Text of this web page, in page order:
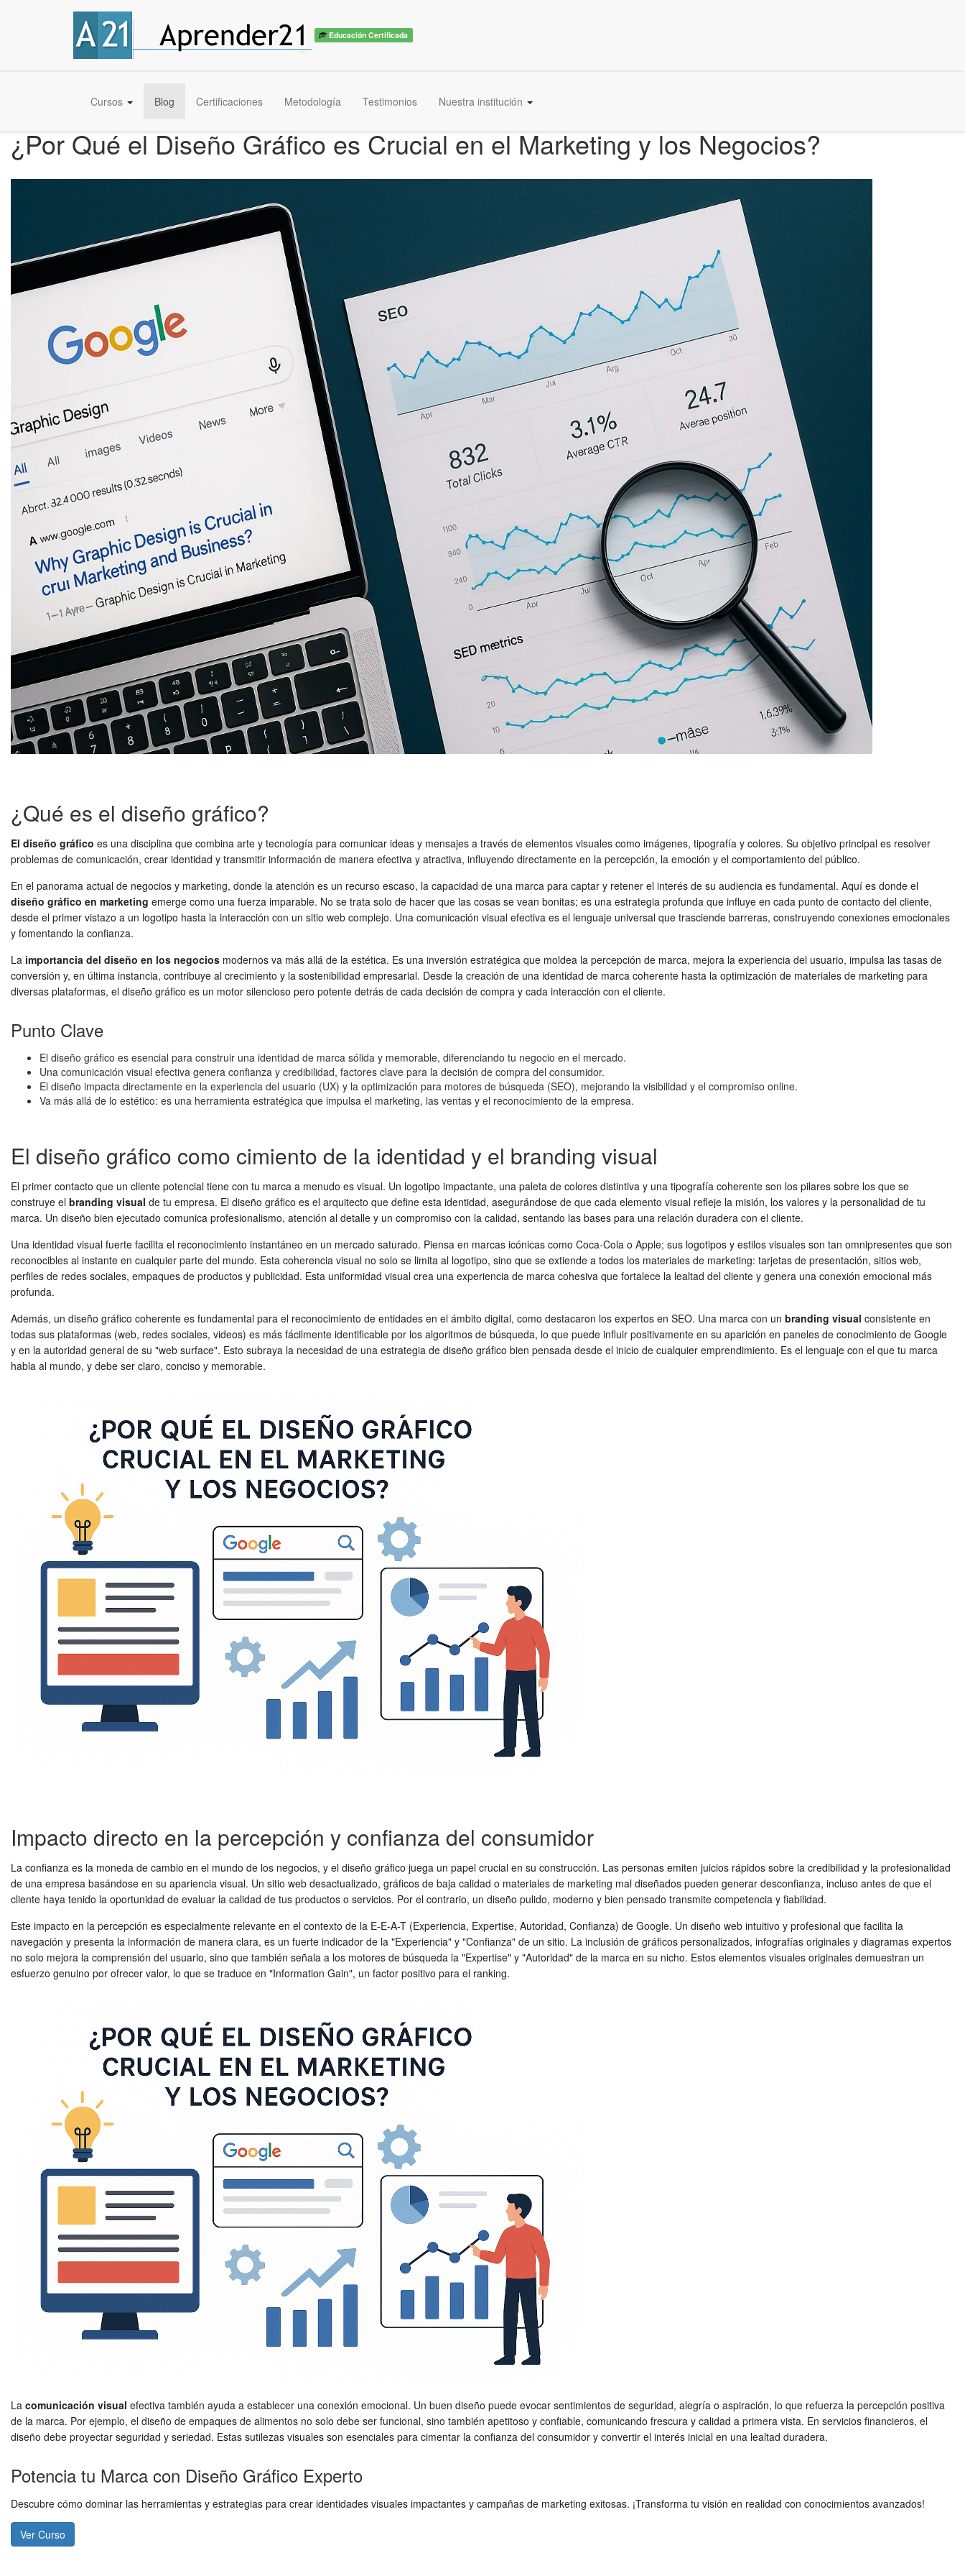
Educación Certificada
Cursos Blog Certificaciones Metodología Testimonios Nuestra institución
¿Por Qué el Diseño Gráfico es Crucial en el Marketing y los Negocios?
¿Qué es el diseño gráfico?
El diseño gráfico es una disciplina que combina arte y tecnología para comunicar ideas y mensajes a través de elementos visuales como imágenes, tipografía y colores. Su objetivo principal es resolver
problemas de comunicación, crear identidad y transmitir información de manera efectiva y atractiva, influyendo directamente en la percepción, la emoción y el comportamiento del público.
En el panorama actual de negocios y marketing, donde la atención es un recurso escaso, la capacidad de una marca para captar y retener el interés de su audiencia es fundamental. Aquí es donde el
diseño gráfico en marketing emerge como una fuerza imparable. No se trata solo de hacer que las cosas se vean bonitas; es una estrategia profunda que influye en cada punto de contacto del cliente,
desde el primer vistazo a un logotipo hasta la interacción con un sitio web complejo. Una comunicación visual efectiva es el lenguaje universal que trasciende barreras, construyendo conexiones emocionales
y fomentando la confianza.
La importancia del diseño en los negocios modernos va más allá de la estética. Es una inversión estratégica que moldea la percepción de marca, mejora la experiencia del usuario, impulsa las tasas de
conversión y, en última instancia, contribuye al crecimiento y la sostenibilidad empresarial. Desde la creación de una identidad de marca coherente hasta la optimización de materiales de marketing para
diversas plataformas, el diseño gráfico es un motor silencioso pero potente detrás de cada decisión de compra y cada interacción con el cliente.
Punto Clave
El diseño gráfico es esencial para construir una identidad de marca sólida y memorable, diferenciando tu negocio en el mercado.
Una comunicación visual efectiva genera confianza y credibilidad, factores clave para la decisión de compra del consumidor.
El diseño impacta directamente en la experiencia del usuario (UX) y la optimización para motores de búsqueda (SEO), mejorando la visibilidad y el compromiso online.
Va más allá de lo estético: es una herramienta estratégica que impulsa el marketing, las ventas y el reconocimiento de la empresa.
El diseño gráfico como cimiento de la identidad y el branding visual
El primer contacto que un cliente potencial tiene con tu marca a menudo es visual. Un logotipo impactante, una paleta de colores distintiva y una tipografía coherente son los pilares sobre los que se
construye el branding visual de tu empresa. El diseño gráfico es el arquitecto que define esta identidad, asegurándose de que cada elemento visual refleje la misión, los valores y la personalidad de tu
marca. Un diseño bien ejecutado comunica profesionalismo, atención al detalle y un compromiso con la calidad, sentando las bases para una relación duradera con el cliente.
Una identidad visual fuerte facilita el reconocimiento instantáneo en un mercado saturado. Piensa en marcas icónicas como Coca-Cola o Apple; sus logotipos y estilos visuales son tan omnipresentes que son
reconocibles al instante en cualquier parte del mundo. Esta coherencia visual no solo se limita al logotipo, sino que se extiende a todos los materiales de marketing: tarjetas de presentación, sitios web,
perfiles de redes sociales, empaques de productos y publicidad. Esta uniformidad visual crea una experiencia de marca cohesiva que fortalece la lealtad del cliente y genera una conexión emocional más
profunda.
Además, un diseño gráfico coherente es fundamental para el reconocimiento de entidades en el ámbito digital, como destacaron los expertos en SEO. Una marca con un branding visual consistente en
todas sus plataformas (web, redes sociales, videos) es más fácilmente identificable por los algoritmos de búsqueda, lo que puede influir positivamente en su aparición en paneles de conocimiento de Google
y en la autoridad general de su "web surface". Esto subraya la necesidad de una estrategia de diseño gráfico bien pensada desde el inicio de cualquier emprendimiento. Es el lenguaje con el que tu marca
habla al mundo, y debe ser claro, conciso y memorable.
Impacto directo en la percepción y confianza del consumidor
La confianza es la moneda de cambio en el mundo de los negocios, y el diseño gráfico juega un papel crucial en su construcción. Las personas emiten juicios rápidos sobre la credibilidad y la profesionalidad
de una empresa basándose en su apariencia visual. Un sitio web desactualizado, gráficos de baja calidad o materiales de marketing mal diseñados pueden generar desconfianza, incluso antes de que el
cliente haya tenido la oportunidad de evaluar la calidad de tus productos o servicios. Por el contrario, un diseño pulido, moderno y bien pensado transmite competencia y fiabilidad.
Este impacto en la percepción es especialmente relevante en el contexto de la E-E-A-T (Experiencia, Expertise, Autoridad, Confianza) de Google. Un diseño web intuitivo y profesional que facilita la
navegación y presenta la información de manera clara, es un fuerte indicador de la "Experiencia" y "Confianza" de un sitio. La inclusión de gráficos personalizados, infografías originales y diagramas expertos
no solo mejora la comprensión del usuario, sino que también señala a los motores de búsqueda la "Expertise" y "Autoridad" de la marca en su nicho. Estos elementos visuales originales demuestran un
esfuerzo genuino por ofrecer valor, lo que se traduce en "Information Gain", un factor positivo para el ranking.
La comunicación visual efectiva también ayuda a establecer una conexión emocional. Un buen diseño puede evocar sentimientos de seguridad, alegría o aspiración, lo que refuerza la percepción positiva
de la marca. Por ejemplo, el diseño de empaques de alimentos no solo debe ser funcional, sino también apetitoso y confiable, comunicando frescura y calidad a primera vista. En servicios financieros, el
diseño debe proyectar seguridad y seriedad. Estas sutilezas visuales son esenciales para cimentar la confianza del consumidor y convertir el interés inicial en una lealtad duradera.
Potencia tu Marca con Diseño Gráfico Experto
Descubre cómo dominar las herramientas y estrategias para crear identidades visuales impactantes y campañas de marketing exitosas. ¡Transforma tu visión en realidad con conocimientos avanzados!
Ver Curso